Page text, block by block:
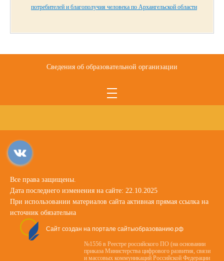
потребителей и благополучия человека по Архангельской области
Сведения об образовательной организации
Все права защищены.
Дата последнего изменения на сайте: 22.10.2025
При использовании материалов сайта активная прямая ссылка на
источник обязательна
Сайт создан на портале сайтыобразованию.рф
№1556 в Реестре российского ПО (на основании
приказа Министерства цифрового развития, связи
и массовых коммуникаций Российской Федерации